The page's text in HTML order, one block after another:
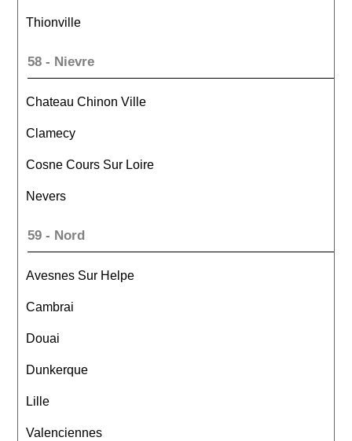
Thionville
58 - Nievre
Chateau Chinon Ville
Clamecy
Cosne Cours Sur Loire
Nevers
59 - Nord
Avesnes Sur Helpe
Cambrai
Douai
Dunkerque
Lille
Valenciennes